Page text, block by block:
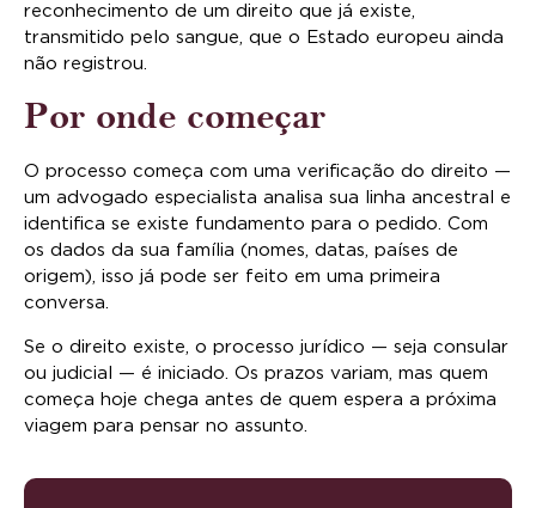
reconhecimento de um direito que já existe,
transmitido pelo sangue, que o Estado europeu ainda
não registrou.
Por onde começar
O processo começa com uma verificação do direito —
um advogado especialista analisa sua linha ancestral e
identifica se existe fundamento para o pedido. Com
os dados da sua família (nomes, datas, países de
origem), isso já pode ser feito em uma primeira
conversa.
Se o direito existe, o processo jurídico — seja consular
ou judicial — é iniciado. Os prazos variam, mas quem
começa hoje chega antes de quem espera a próxima
viagem para pensar no assunto.